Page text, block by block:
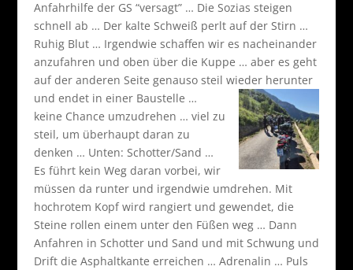
Anfahrhilfe der GS “versagt” … Die Sozias steigen
schnell ab … Der kalte Schweiß perlt auf der Stirn …
Ruhig Blut … Irgendwie schaffen wir es nacheinander
anzufahren und oben über die Kuppe … aber es geht
auf der anderen Seite genauso steil wieder herunter
und endet in einer Baustelle …
keine Chance umzudrehen … viel zu
steil, um überhaupt daran zu
denken … Unten: Schotter/Sand …
Es führt kein Weg daran vorbei, wir
müssen da runter und irgendwie umdrehen. Mit
hochrotem Kopf wird rangiert und gewendet, die
Steine rollen einem unter den Füßen weg … Dann
Anfahren in Schotter und Sand und mit Schwung und
Drift die Asphaltkante erreichen … Adrenalin … Puls